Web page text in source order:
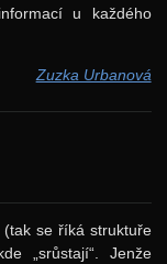
u každého
Zuzka Urbanová
(tak se říká struktuře
„srůstají“. Jenže